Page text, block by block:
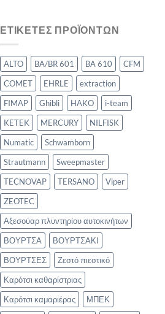
ΕΤΙΚΕΤΕΣ ΠΡΟΪΟΝΤΩΝ
ALTO BA/BR 601 BA 610
CFM
COMET
EHRLE
extraction
FIMAP
Ghibli HAKO
i-team
KETEK
MERCURY
NILFISK
Numatic
Schwamborn
Strautmann
Sweepmaster
TECNOVAP
TERSANO
Viper
ZEOTEC
Αξεσούαρ πλυντηρίου αυτοκινήτων
ΒΟΥΡΤΣΑ
ΒΟΥΡΤΣΑΚΙ
ΒΟΥΡΤΣΕΣ
Ζεστό πιεστικό
Καρότσι καθαρίστριας
Καρότσι καμαριέρας
ΜΠΕΚ